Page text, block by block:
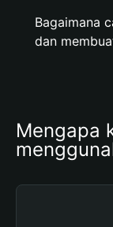
Bagaimana
dan
Mengapa